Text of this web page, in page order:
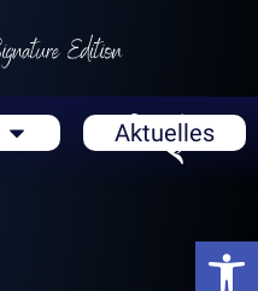
Aktuelles